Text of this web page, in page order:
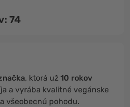
74
, ktorá už 10 rokov
a vyrába kvalitné vegánske
všeobecnú pohodu.